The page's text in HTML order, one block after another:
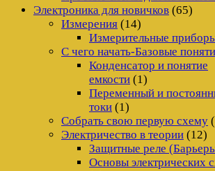
Электроника для новичков (65)
Измерения (14)
Измерительные
С чего начать-Базовые
Конденсатор и понятие
емкости (1)
Переменный и
токи (1)
Собрать свою первую схему
Электричество в теории (12)
Защитные реле
Основы электрических